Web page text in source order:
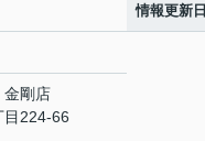
情報更新日
金剛店
目224-66